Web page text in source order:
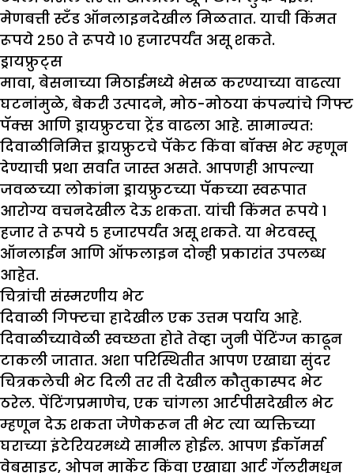
मेणबत्ती स्टँड ऑनलाइनदेखील मिळतात. याची किंमत
रूपये २५० ते रूपये १० हजारपर्यंत असू शकते.
ड्रायफ्रुट्स
मावा, बेसनाच्या मिठाईमध्ये भेसळ करण्याच्या वाढत्या
घटनांमुळे, बेकरी उत्पादने, मोठ-मोठया कंपन्यांचे गिफ्ट
पॅक्स आणि ड्रायफ्रुटचा ट्रेंड वाढला आहे. सामान्यत:
दिवाळीनिमित्त ड्रायफ्रुटचे पॅकेट किंवा बॉक्स भेट म्हणून
देण्याची प्रथा सर्वात जास्त असते. आपणही आपल्या
जवळच्या लोकांना ड्रायफ्रुटच्या पॅकच्या स्वरूपात
आरोग्य वचनदेखील देऊ शकता. यांची किंमत रूपये १
हजार ते रूपये ५ हजारपर्यंत असू शकते. या भेटवस्तू
ऑनलाईन आणि ऑफलाइन दोन्ही प्रकारांत उपलब्ध
आहेत.
चित्रांची संस्मरणीय भेट
दिवाळी गिफ्टचा हादेखील एक उत्तम पर्याय आहे.
दिवाळीच्यावेळी स्वच्छता होते तेव्हा जुनी पेंटिंग्ज काढून
टाकली जातात. अशा परिस्थितीत आपण एखाद्या सुंदर
चित्रकलेची भेट दिली तर ती देखील कौतुकास्पद भेट
ठरेल. पेंटिंगप्रमाणेच, एक चांगला आर्टपीसदेखील भेट
म्हणून देऊ शकता जेणेकरून ती भेट त्या व्यक्तिच्या
घराच्या इंटेरियरमध्ये सामील होईल. आपण ईकॉमर्स
वेबसाइट, ओपन मार्केट किंवा एखाद्या आर्ट गॅलरीमधून